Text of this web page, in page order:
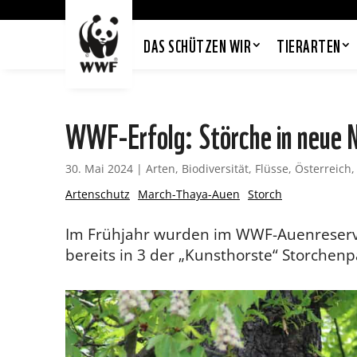
DAS SCHÜTZEN WIR TIERARTEN
WWF-Erfolg: Störche in neue
30. Mai 2024 | Arten, Biodiversität, Flüsse, Österreich,
Artenschutz
March-Thaya-Auen Storch
Im Frühjahr wurden im WWF-
bereits in 3 der „Kunsthorste“